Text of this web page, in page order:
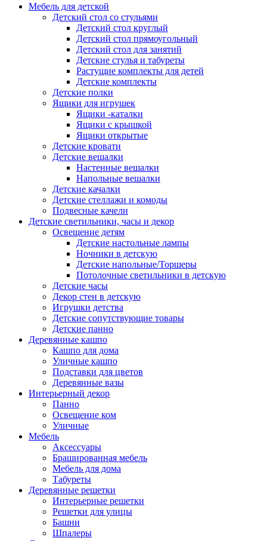
Мебель для детской
Детский стол со стульями
Детский стол круглый
Детский стол прямоугольный
Детский стол для занятий
Детские стулья и табуреты
Растущие комплекты для детей
Детские комплекты
Детские полки
Ящики для игрушек
Ящики -каталки
Ящики с крышкой
Ящики открытые
Детские кровати
Детские вешалки
Настенные вешалки
Напольные вешалки
Детские качалки
Детские стеллажи и комоды
Подвесные качели
Детские светильники, часы и декор
Освещение детям
Детские настольные лампы
Ночники в детскую
Детские напольные/Торшеры
Потолочные светильники в детскую
Детские часы
Декор стен в детскую
Игрушки детства
Детские сопутствующие товары
Детские панно
Деревянные кашпо
Кашпо для дома
Уличные кашпо
Подставки для цветов
Деревянные вазы
Интерьерный декор
Панно
Освещение ком
Уличные
Мебель
Аксессуары
Брашированная мебель
Мебель для дома
Табуреты
Деревянные решетки
Интерьерные решетки
Решетки для улицы
Башни
Шпалеры